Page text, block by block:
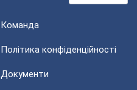
Команда
Політика конфіденційності
Документи